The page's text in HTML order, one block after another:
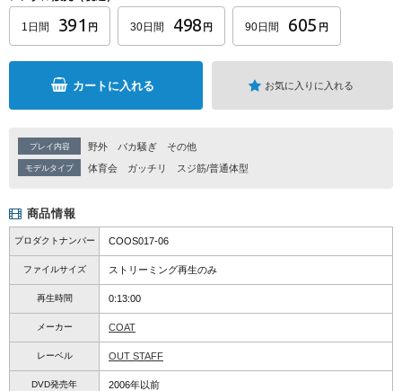
1日間 391 円 30日間 498 円 90日間 605 円
カートに入れる お気に入りに入れる
プレイ内容 野外 バカ騒ぎ その他
モデルタイプ 体育会 ガッチリ スジ筋/普通体型
商品情報
プロダクトナンバー COOS017-06
ファイルサイズ ストリーミング再生のみ
再生時間 0:13:00
メーカー COAT
レーベル OUT STAFF
DVD発売年 2006年以前